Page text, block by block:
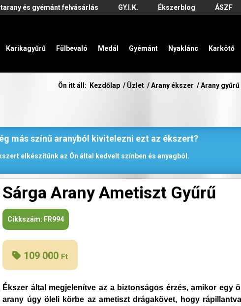
és gyémánt felvásárlás GY.I.K. Ékszerblog ÁSZF
Karikagyűrű Fülbevaló Medál Gyémánt Nyaklánc Karkötő
Ön itt áll: Kezdőlap / Üzlet / Arany ékszer / Arany gyűrű
más színű aranyból kivitelezni ezt az ékszert?
elkészítünk az Ön által kedvelt színben és anyagból.
Sárga Arany Ametiszt Gyűrű
Cikkszám: FR994
109 000 Ft
Ékszer által megjelenítve az a biztonságos érzés, amikor egy
arany úgy öleli körbe az ametiszt drágakövet, hogy